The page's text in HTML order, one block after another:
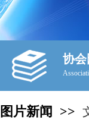
协
图片新闻 >>